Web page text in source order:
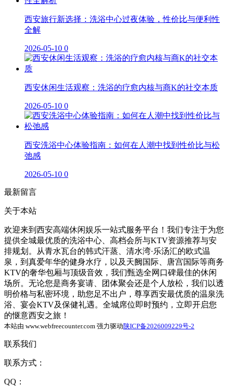
西安旅行新选择：洗浴中心过夜体验，性价比与便利性
全解
2026-05-10 0
西安休闲生活观察：洗浴的疗愈内核与商K的社交本质
2026-05-10 0
西安洗浴中心体验指南：如何在人潮中找到性价比与松
弛感
2026-05-10 0
最新留言
关于本站
欢迎来到西安高端休闲娱乐一站式服务平台！我们专注于为您
提供全城最优质的洗浴中心、高档会所与KTV资源推荐与安
排规划。从青水瓦台的韩式汗蒸、清水湾·乐汤汇的欧式温
泉，到真爱年华的健身水疗，以及天阙国际、唐宫国际等商务
KTV的奢华包厢与顶级音效，我们甄选全网口碑最佳的休闲
场所。无论您是商务宴请、团体聚会还是个人放松，我们以透
明价格与私密环境，助您足不出户，尊享西安最优质的温泉洗
浴、宴会KTV及保健礼遇。全城席位即时预约，立即开启您
的惬意西安之旅！
本站由 www.webfreecounter.com 强力驱动陕ICP备2026009229号-2
联系我们
联系方式：
QQ：